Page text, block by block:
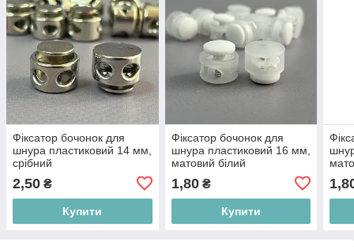
Фіксатор бочонок для
шнура пластиковий 14 мм,
срібний
2,50 ₴
Купити
Фіксатор бочонок для
шнура пластиковий 16 мм,
матовий білий
1,80₴
Купити